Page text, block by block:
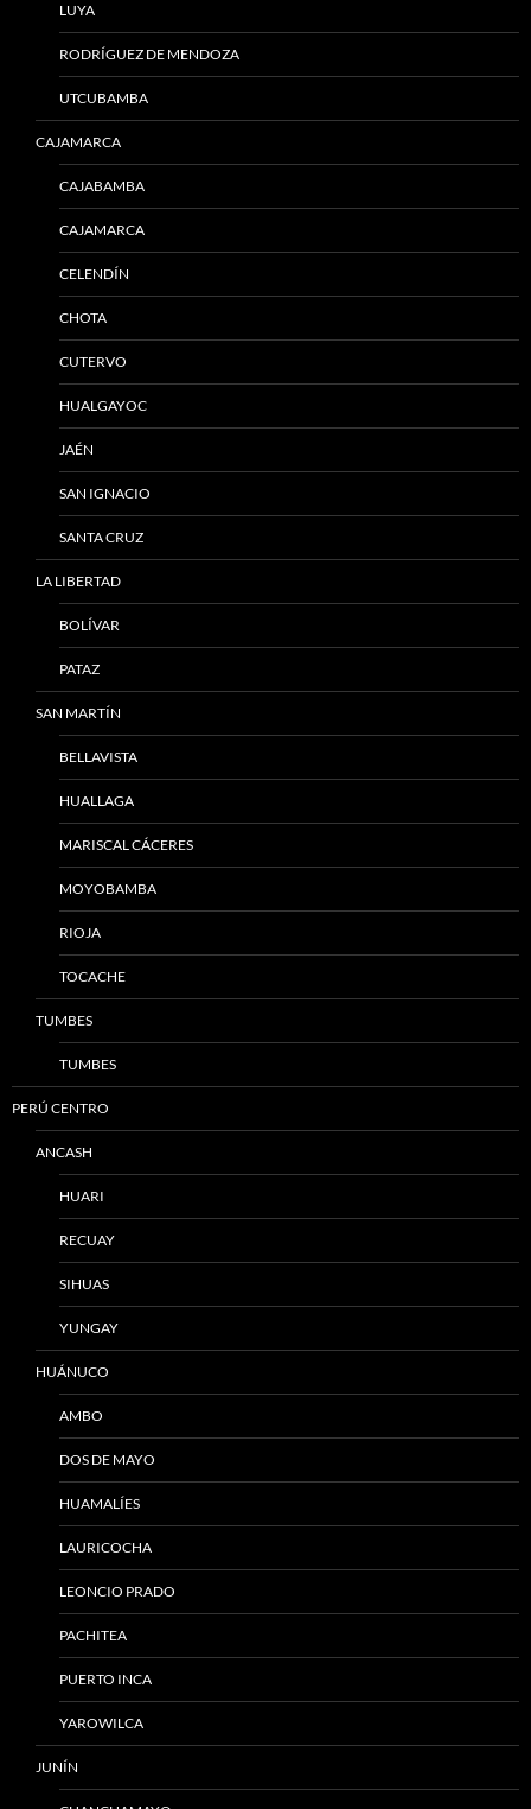
LUYA
RODRÍGUEZ DE MENDOZA
UTCUBAMBA
CAJAMARCA
CAJABAMBA
CAJAMARCA
CELENDÍN
CHOTA
CUTERVO
HUALGAYOC
JAÉN
SAN IGNACIO
SANTA CRUZ
LA LIBERTAD
BOLÍVAR
PATAZ
SAN MARTÍN
BELLAVISTA
HUALLAGA
MARISCAL CÁCERES
MOYOBAMBA
RIOJA
TOCACHE
TUMBES
TUMBES
PERÚ CENTRO
ANCASH
HUARI
RECUAY
SIHUAS
YUNGAY
HUÁNUCO
AMBO
DOS DE MAYO
HUAMALÍES
LAURICOCHA
LEONCIO PRADO
PACHITEA
PUERTO INCA
YAROWILCA
JUNÍN